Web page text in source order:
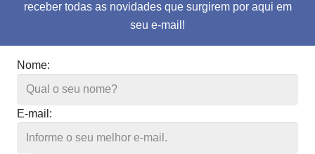
receber todas as novidades que surgirem por aqui em
seu e-mail!
Nome:
E-mail: